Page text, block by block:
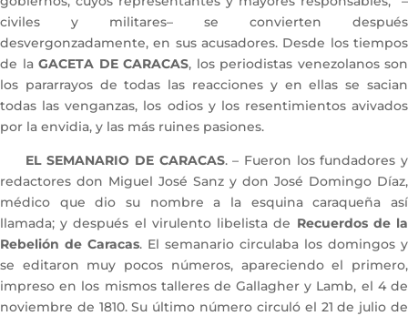
civiles y militares– se convierten después
desvergonzadamente, en sus acusadores. Desde los tiempos
de la GACETA DE CARACAS, los periodistas venezolanos son
los pararrayos de todas las reacciones y en ellas se sacian
todas las venganzas, los odios y los resentimientos avivados
por la envidia, y las más ruines pasiones.
EL SEMANARIO DE CARACAS. – Fueron los fundadores y
redactores don Miguel José Sanz y don José Domingo Díaz,
médico que dio su nombre a la esquina caraqueña así
llamada; y después el virulento libelista de Recuerdos de la
Rebelión de Caracas. El semanario circulaba los domingos y
se editaron muy pocos números, apareciendo el primero,
impreso en los mismos talleres de Gallagher y Lamb, el 4 de
noviembre de 1810. Su último número circuló el 21 de julio de